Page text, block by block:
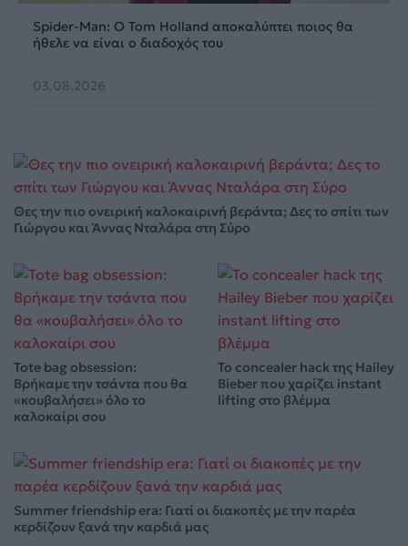
Spider-Man: Ο Tom Holland αποκαλύπτει ποιος θα
ήθελε να είναι ο διαδοχός του
03.08.2026
Θες την πιο ονειρική καλοκαιρινή βεράντα; Δες το σπίτι των
Γιώργου και Άννας Νταλάρα στη Σύρο
Tote bag obsession:
Βρήκαμε την τσάντα που θα
«κουβαλήσει» όλο το
καλοκαίρι σου
Το concealer hack της Hailey
Bieber που χαρίζει instant
lifting στο βλέμμα
Summer friendship era: Γιατί οι διακοπές με την παρέα
κερδίζουν ξανά την καρδιά μας